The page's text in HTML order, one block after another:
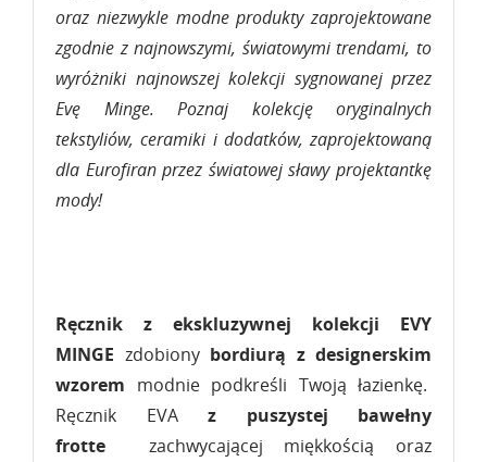
oraz niezwykle modne produkty zaprojektowane
zgodnie z najnowszymi, światowymi trendami, to
wyróżniki najnowszej kolekcji sygnowanej przez
Evę Minge. Poznaj kolekcję oryginalnych
tekstyliów, ceramiki i dodatków, zaprojektowaną
dla Eurofiran przez światowej sławy projektantkę
mody!
Ręcznik z ekskluzywnej kolekcji
EVY
MINGE zdobiony bordiurą z designerskim
wzorem modnie podkreśli Twoją łazienkę.
Ręcznik EVA z puszystej bawełny
frotte
zachwycającej miękkością oraz